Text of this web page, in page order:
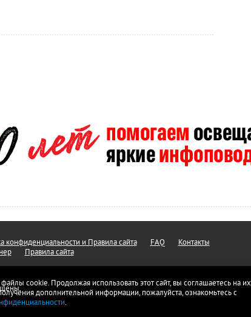
файлы cookie. Продолжая использовать этот сайт, вы соглашаетесь на их
дополнительной информации, пожалуйста, ознакомьтесь с
.
конфиденциальности и Правила сайта FAQ
Контакты
Правила сайта